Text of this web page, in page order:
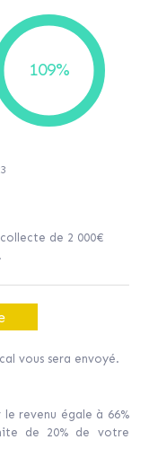
de 2 000€
vous sera envoyé.
revenu égale à 66%
de 20% de votre